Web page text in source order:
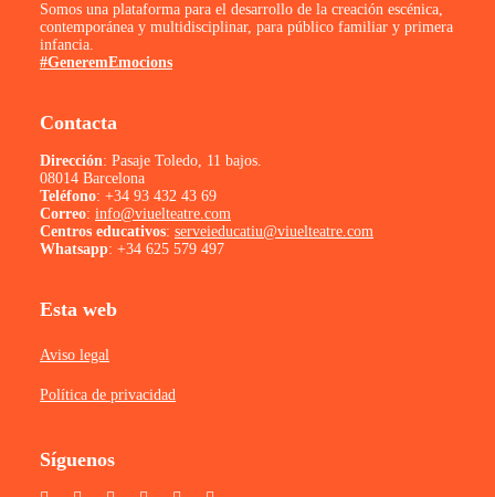
Somos una plataforma para el desarrollo de la creación escénica,
contemporánea y multidisciplinar, para público familiar y primera
infancia.
#GeneremEmocions
Contacta
Dirección: Pasaje Toledo, 11 bajos.
08014 Barcelona
Teléfono: +34 93 432 43 69
Correo: info@viuelteatre.com
Centros educativos: serveieducatiu@viuelteatre.com
Whatsapp: +34 625 579 497
Esta web
Aviso legal
Política de privacidad
Síguenos